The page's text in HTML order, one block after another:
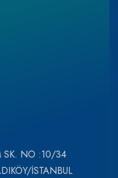
SK. NO :10/34
İSTANBUL